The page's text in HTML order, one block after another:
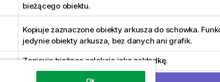
bieżącego obiektu.
Kopiuje zaznaczone obiekty arkusza do schowka.
jedynie obiekty arkusza, bez danych ani grafik.
Zapisuje bieżące selekcje jako zakładkę.
Usuwa bieżącą zakładkę.